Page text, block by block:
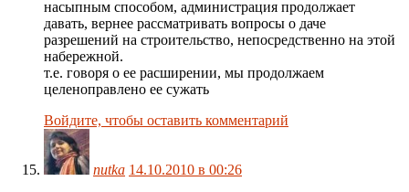
насыпным способом, администрация продолжает
давать, вернее рассматривать вопросы о даче
разрешений на строительство, непосредственно на этой
набережной.
т.е. говоря о ее расширении, мы продолжаем
целеноправлено ее сужать
Войдите, чтобы оставить комментарий
nutka 14.10.2010 в 00:26